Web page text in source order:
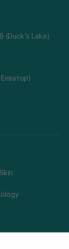
(Duck's Lake)